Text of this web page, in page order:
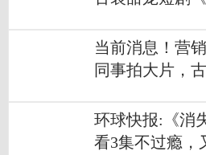
当前消息！营
同事拍大片，
环球快报:《消
看3集不过瘾，